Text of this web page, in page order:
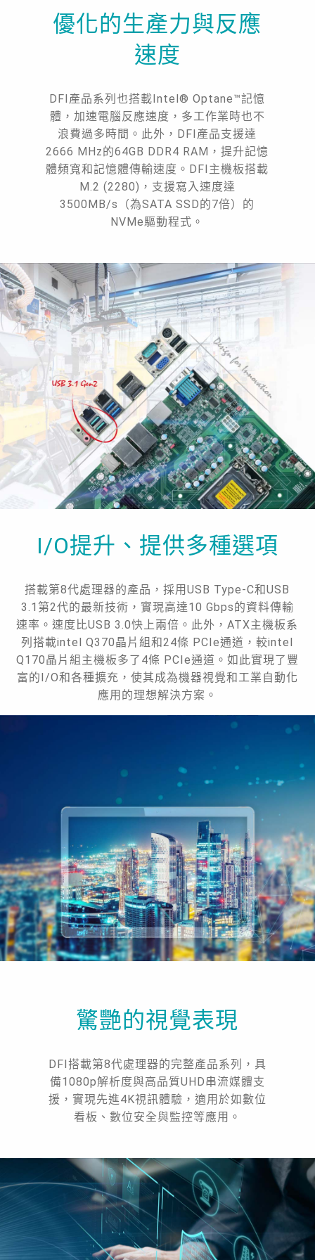
優化的生產力與反應
速度
DFI產品系列也搭載Intel® Optane™記憶
體，加速電腦反應速度，多工作業時也不
浪費過多時間。此外，DFI產品支援達
2666 MHz的64GB DDR4 RAM，提升記憶
體頻寬和記憶體傳輸速度。DFI主機板搭載
M.2 (2280)，支援寫入速度達
3500MB/s（為SATA SSD的7倍）的
NVMe驅動程式。
I/O提升、提供多種選項
搭載第8代處理器的產品，採用USB Type-C和USB
3.1第2代的最新技術，實現高達10 Gbps的資料傳輸
速率。速度比USB 3.0快上兩倍。此外，ATX主機板系
列搭載intel Q370晶片組和24條 PCIe通道，較intel
Q170晶片組主機板多了4條 PCIe通道。如此實現了豐
富的I/O和各種擴充，使其成為機器視覺和工業自動化
應用的理想解決方案。
驚艷的視覺表現
DFI搭載第8代處理器的完整產品系列，具
備1080p解析度與高品質UHD串流媒體支
援，實現先進4K視訊體驗，適用於如數位
看板、數位安全與監控等應用。